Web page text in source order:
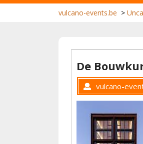
vulcano-events.be >
De
vulcano-